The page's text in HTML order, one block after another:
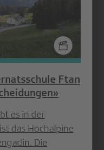
Ftan
es in der
das Hochalpine
Die